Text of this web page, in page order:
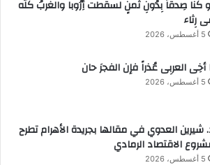
كُنا صِدقاً بِدُونِ ثمنٍ لسقطت أِرُوبا والغربُ كُلُه
رِثاء
5 أغسطس، 2026
أخِى العربِى عُذراً فإن الفجرَ حان
5 أغسطس، 2026
شيرين العدوي في مقالها بجريدة الأهرام تطرح
الاقتصاد الرمادي
5 أغسطس، 2026